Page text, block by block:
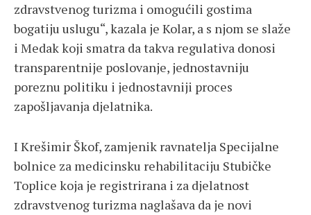
zdravstvenog turizma i omogućili gostima
bogatiju uslugu“, kazala je Kolar, a s njom se slaže
i Medak koji smatra da takva regulativa donosi
transparentnije poslovanje, jednostavniju
poreznu politiku i jednostavniji proces
zapošljavanja djelatnika.
I Krešimir Škof, zamjenik ravnatelja Specijalne
bolnice za medicinsku rehabilitaciju Stubičke
Toplice koja je registrirana i za djelatnost
zdravstvenog turizma naglašava da je novi